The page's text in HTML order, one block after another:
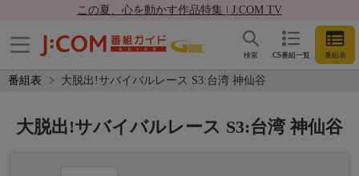
この夏、心を動かす作品特集 | J:COM TV
CS番組一覧 番組表
検索
番組表 大脱出!サバイバルレース S3:台湾 神仙谷
大脱出!サバイバルレース S3:台湾 神仙谷